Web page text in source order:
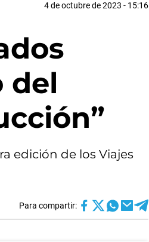
4 de octubre de 2023 - 15:16
del
edición de los Viajes
Para compartir: